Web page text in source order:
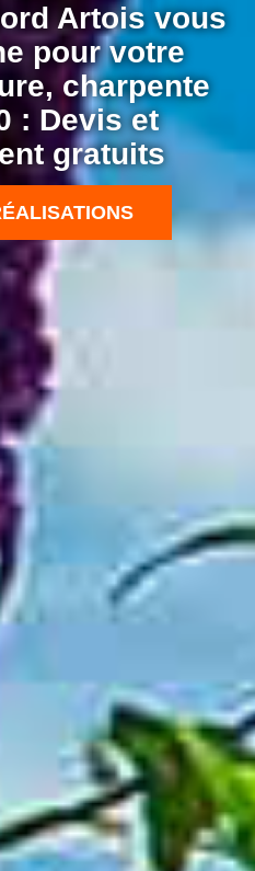
Artois vous
pour votre
charpente
: Devis et
gratuits